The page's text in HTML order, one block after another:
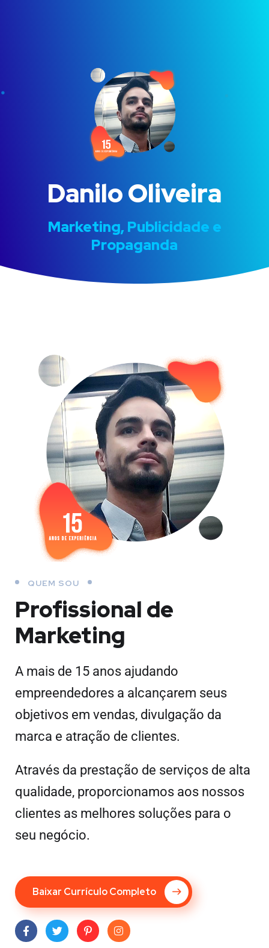
Danilo Oliveira
Marketing, Publicidade e
Propaganda
QUEM SOU
Profissional de
Marketing
A mais de 15 anos ajudando
empreendedores a alcançarem seus
objetivos em vendas, divulgação da
marca e atração de clientes.
Através da prestação de serviços de alta
qualidade, proporcionamos aos nossos
clientes as melhores soluções para o
seu negócio.
Baixar Currículo Completo